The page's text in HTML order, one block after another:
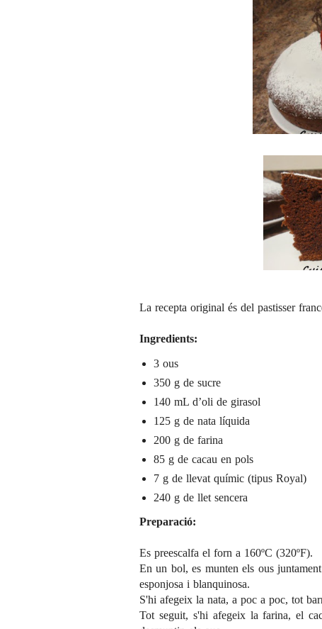
La recepta original és del pastisser
Ingredients:
3 ous
350 g de sucre
140 mL d’oli de girasol
125 g de nata líquida
200 g de farina
85 g de cacau en pols
7 g de llevat químic (tipus Royal)
240 g de llet sencera
Preparació:
Es preescalfa el forn a 160ºC (320ºF).
En un bol, es munten els ous
esponjosa i blanquinosa.
S'hi afegeix la nata, a poc a poc, tot
Tot seguit, s'hi afegeix la farina, el